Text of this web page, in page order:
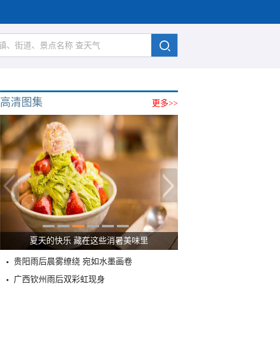
更多>>
高清图集
广西南宁：盛夏里的“绿野仙踪”
贵阳雨后晨雾缭绕 宛如水墨画卷
广西钦州雨后双彩虹现身